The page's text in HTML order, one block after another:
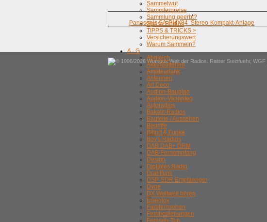
Sammelwut
Sammlerpreise
Sammlung geerbt?
Spass-Radios
TIPPS & TRICKS >
Versicherungswert
Warum Sammeln?
A - G
Abgleich
Akku/Batterien
Amateurfunk
Antennen
Art Deco
Audion-Bauplan
Audion-Varianten
Autoradios
Bakelit-Radios
Bauteile / Aussehen
Begriffe
Bittorf & Funke
Boy's Radios
DAB DAB+ DRM
DAB-Fernempfang
Design
Digitales Radio
Drahtfunk
DSP-SDR Empfaenger
Dyne
DX Weltweit hören
Eisenlos
Farbfernsehen
Fernbedienungen
Fernseh-Ton
Panasonic SA-PMX84 Stereo-Kompakt-Anlage
© 1996/2026 Wumpus Welt der Radios. Rainer Steinfuehr, WGF